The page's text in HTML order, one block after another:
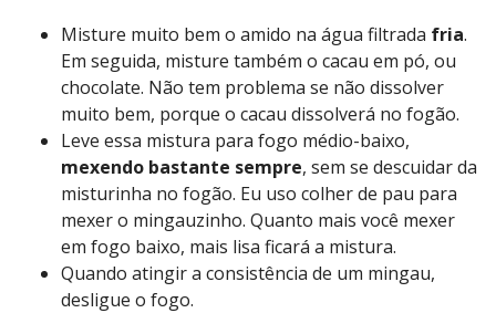
Misture muito bem o amido na água filtrada fria.
Em seguida, misture também o cacau em pó, ou
chocolate. Não tem problema se não dissolver
muito bem, porque o cacau dissolverá no fogão.
Leve essa mistura para fogo médio-baixo,
mexendo bastante sempre, sem se descuidar da
misturinha no fogão. Eu uso colher de pau para
mexer o mingauzinho. Quanto mais você mexer
em fogo baixo, mais lisa ficará a mistura.
Quando atingir a consistência de um mingau,
desligue o fogo.